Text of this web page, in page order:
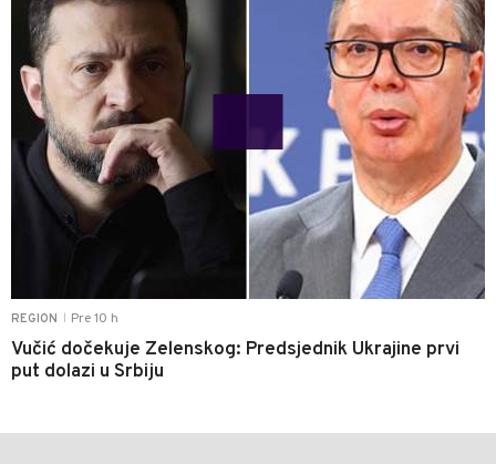
REGION Pre 10 h
Vučić dočekuje Zelenskog: Predsjednik Ukrajine prvi
put dolazi u Srbiju